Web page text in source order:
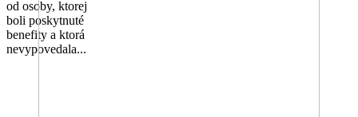
od osoby, ktorej
boli poskytnuté
benefity a ktorá
nevypovedala...